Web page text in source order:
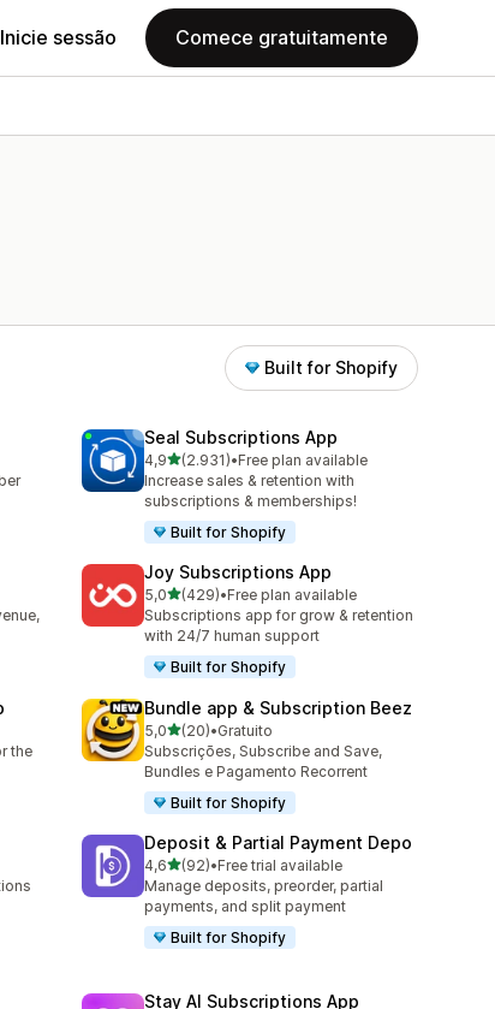
Inicie sessão Comece gratuitamente
Built for Shopify
Seal Subscriptions App
4,9de 5 estrelas
(2.931)
2931 total de avaliações
•Free plan available
Increase sales & retention with
subscriptions & memberships!
Built for Shopify
Joy Subscriptions App
5,0de 5 estrelas
(429)
429 total de avaliações
•Free plan available
Subscriptions app for grow & retention
with 24/7 human support
Built for Shopify
the
Bundle app & Subscription Beez
5,0de 5 estrelas
(20)
20 total de avaliações
•Gratuito
Subscrições, Subscribe and Save,
Bundles e Pagamento Recorrent
Built for Shopify
Deposit & Partial Payment Depo
4,6de 5 estrelas
(92)
92 total de avaliações
•Free trial available
Manage deposits, preorder, partial
payments, and split payment
Built for Shopify
Stay AI Subscriptions App